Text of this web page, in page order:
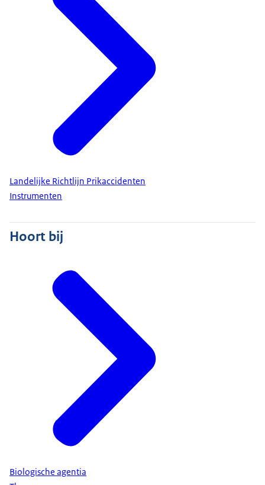
Landelijke Richtlijn Prikaccidenten
Instrumenten
Hoort bij
Biologische agentia